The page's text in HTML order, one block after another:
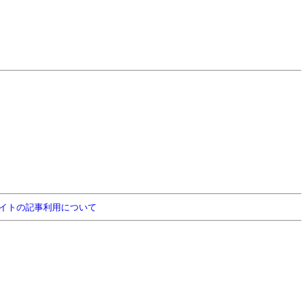
トの記事利用について